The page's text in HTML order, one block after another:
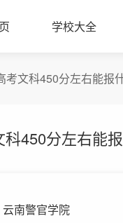
学校大全
考文科450分左右能报
450分左右能
云南警官学院